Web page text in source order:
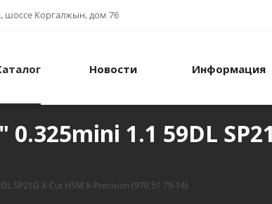
шоссе Коргалжын, дом 76
Новости Информация
1.1 59DL
SP21G X-Cut HSM X-Precision (970 51 79-14)